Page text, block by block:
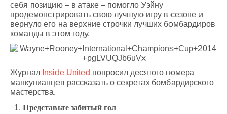
себя позицию – в атаке – помогло Уэйну
продемонстрировать свою лучшую игру в сезоне и
вернуло его на верхние строчки лучших бомбардиров
команды в этом году.
Журнал Inside United попросил десятого номера
манкунианцев рассказать о секретах бомбардирского
мастерства.
Представьте забитый гол